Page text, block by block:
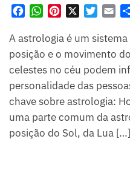
c
e
o
k
W
a
t
p
p
n
e
s
t
i
t
t
r
a
i
A astrologia é um
posição e o movimento
celestes no céu podem
personalidade das
chave sobre astrologia:
uma parte comum da
posição do Sol, da Lua […]